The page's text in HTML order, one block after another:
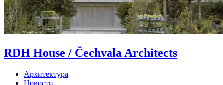
RDH House / Čechvala Architects
Архитектура
Новости